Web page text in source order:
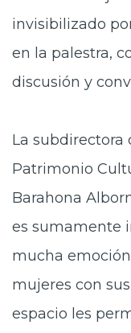
invisibilizado
en la palestra,
discusión y
La subdirectora
Patrimonio
Barahona
es sumamente
mucha
mujeres con
espacio les